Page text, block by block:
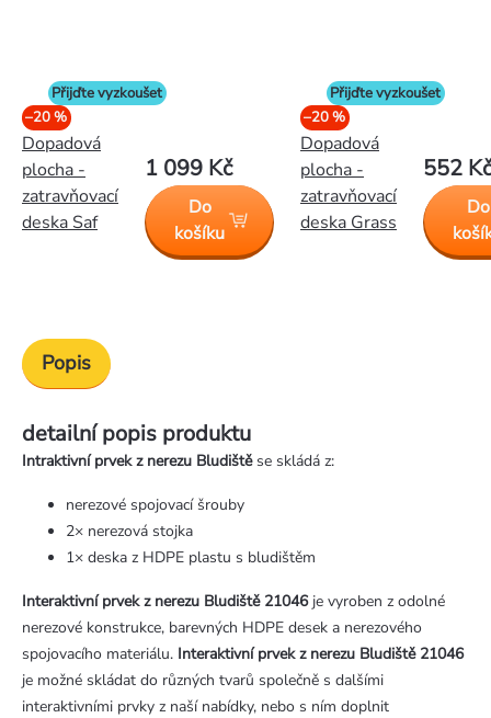
Přijďte vyzkoušet
–20 %
Dopadová
plocha -
zatravňovací
deska Saf
1 099 Kč
Do
košíku
Přijďte vyzkoušet
–20 %
Dopadová
plocha -
zatravňovací
deska Grass
552 Kč
Do
Popis
detailní popis produktu
Intraktivní prvek z nerezu Bludištěse skládá z:
nerezové spojovací šrouby
2× nerezová stojka
1× deska z HDPE plastu s bludištěm
Interaktivní prvek z nerezu Bludiště 21046 je vyroben z odolné
nerezové konstrukce, barevných HDPE desek a nerezového
spojovacího materiálu. Interaktivní prvek z nerezu Bludiště 21046
je možné skládat do různých tvarů společně s dalšími
interaktivními prvky z naší nabídky, nebo s ním doplnit